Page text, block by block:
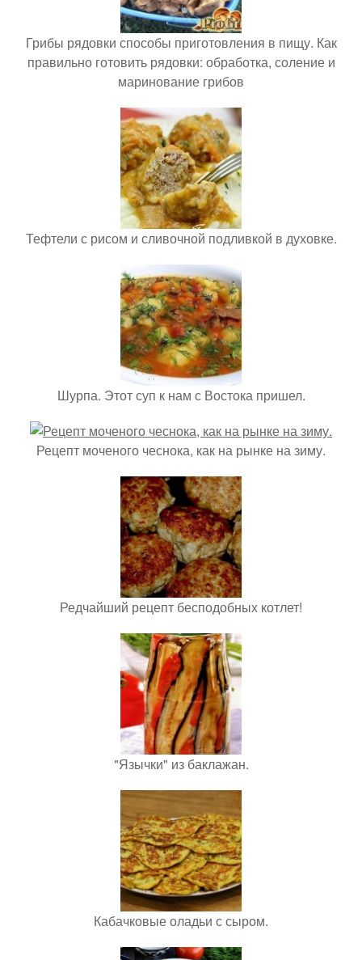
Грибы рядовки способы приготовления в пищу. Как
правильно готовить рядовки: обработка, соление и
маринование грибов
Тефтели с рисом и сливочной подливкой в духовке.
Шурпа. Этот суп к нам с Востока пришел.
Рецепт моченого чеснока, как на рынке на зиму.
Редчайший рецепт бесподобных котлет!
"Язычки" из баклажан.
Кабачковые оладьи с сыром.